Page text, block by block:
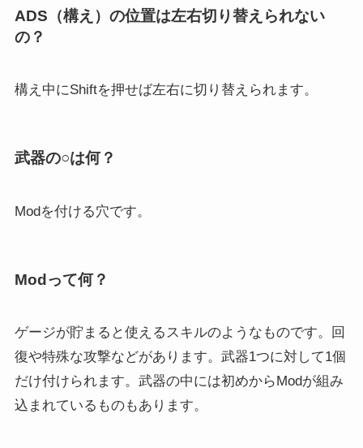
ADS（構え）の位置は左右切り替えられない
の？
構え中にShiftを押せば左右に切り替えられます。
武器の○は何？
Modを付ける穴です。
Modって何？
ゲージが貯まると使えるスキルのようなものです。回
復や特殊な攻撃などがあります。武器1つに対して1個
だけ付けられます。武器の中には初めからModが組み
込まれているものもあります。